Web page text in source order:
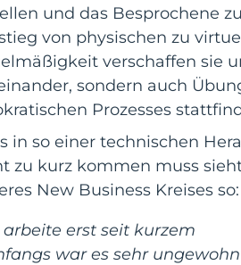
und das Besprochene
von physischen zu
verschaffen sie
sondern auch
Prozesses
in so einer technischen
zu kurz kommen muss
New Business Kreises so:
arbeite erst seit kurzem
war es sehr